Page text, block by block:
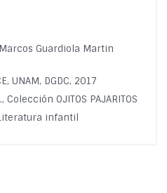
Guardiola Martin
UNAM, DGDC, 2017
OJITOS PAJARITOS
infantil